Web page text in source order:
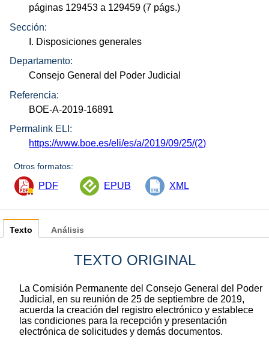
páginas 129453 a 129459 (7 págs.)
Sección:
I. Disposiciones generales
Departamento:
Consejo General del Poder Judicial
Referencia:
BOE-A-2019-16891
Permalink ELI:
https://www.boe.es/eli/es/a/2019/09/25/(2)
Otros formatos:
PDF EPUB XML
Texto
TEXTO ORIGINAL
La Comisión Permanente del Consejo General del Poder
Judicial, en su reunión de 25 de septiembre de 2019,
acuerda la creación del registro electrónico y establece
las condiciones para la recepción y presentación
electrónica de solicitudes y demás documentos.
Análisis